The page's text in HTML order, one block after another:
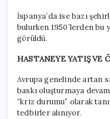
İspanya’da ise bazı
bulurken 1950’lerden bu
görüldü.
HASTANEYE YATIŞ VE
Avrupa genelinde artan
baskı oluşturmaya
“kriz durumu” olarak
tedbirler alınıyor.